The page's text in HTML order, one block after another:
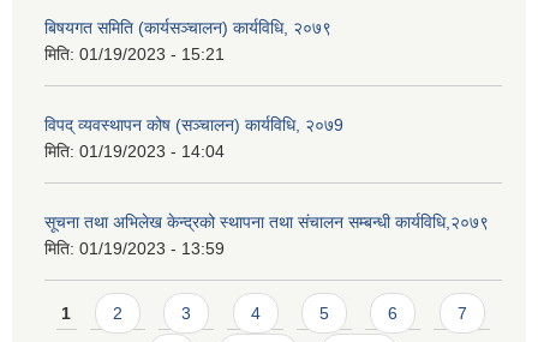
बिषयगत समिति (कार्यसञ्चालन) कार्यविधि, २०७९
मिति: 01/19/2023 - 15:21
विपद् व्यवस्थापन कोष (सञ्चालन) कार्यविधि, २०७9
मिति: 01/19/2023 - 14:04
सूचना तथा अभिलेख केन्द्रको स्थापना तथा संचालन सम्बन्धी कार्यविधि,२०७९
मिति: 01/19/2023 - 13:59
Pages
1 2 3 4 5 6 7